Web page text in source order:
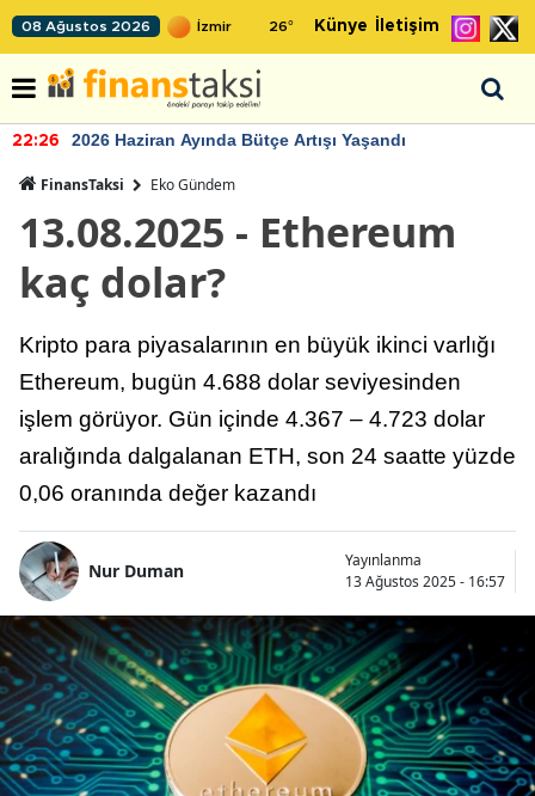
08 Ağustos 2026 26° Künye İletişim
22:26 2026 Haziran Ayında Bütçe Artışı Yaşandı
FinansTaksi Eko Gündem
13.08.2025 - Ethereum
kaç dolar?
Kripto para piyasalarının en büyük ikinci varlığı
Ethereum, bugün 4.688 dolar seviyesinden
işlem görüyor. Gün içinde 4.367 – 4.723 dolar
aralığında dalgalanan ETH, son 24 saatte yüzde
0,06 oranında değer kazandı
Nur Duman
Yayınlanma
13 Ağustos 2025 - 16:57